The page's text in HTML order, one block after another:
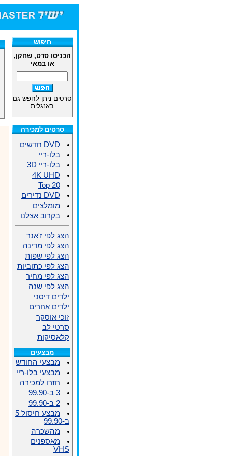
חיפוש
הכניסו סרט, שחקן,
או במאי
סרטים ניתן לחפש גם
באנגלית
סרטים למכירה
DVD חדשים
בלו-ריי
בלו-ריי 3D
4K UHD
Top 20
DVD נדירים
מומלצים
בקרוב אצלנו
הצג לפי ז'אנר
הצג לפי מדינה
הצג לפי שפות
הצג לפי כתוביות
הצג לפי מחיר
הצג לפי שנה
ילדים דיסני
ילדים אחרים
זוכי אוסקר
סרטי לב
קלאסיקות
מבצעים
מבצעי החודש
מבצעי בלו-ריי
חזרו למכירה
3 ב-99.90
2 ב-99.90
מבצע חיסול 5
ב-99.90
מהשכרה
מאספנים
VHS